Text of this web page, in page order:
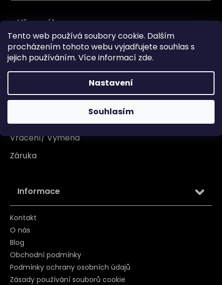
Tento web používá soubory cookie. Dalším
procházením tohoto webu vyjadřujete souhlas s
jejich používáním. Více informací zde.
Nastavení
Souhlasím
Vše o nákupu
Doprava
Reklamace
Vrácení/ Výměna
Záruka
Informace
Kontakt
O nás
Blog
Obchodní podmínky
Podmínky ochrany osobních údajů
Zásady používání souborů cookie